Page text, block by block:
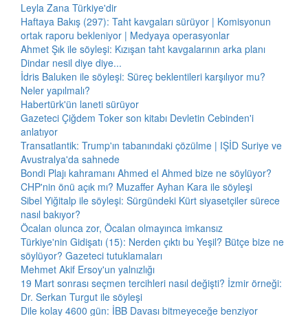
Leyla Zana Türkiye'dir
Haftaya Bakış (297): Taht kavgaları sürüyor | Komisyonun
ortak raporu bekleniyor | Medyaya operasyonlar
Ahmet Şık ile söyleşi: Kızışan taht kavgalarının arka planı
Dindar nesil diye diye...
İdris Baluken ile söyleşi: Süreç beklentileri karşılıyor mu?
Neler yapılmalı?
Habertürk'ün laneti sürüyor
Gazeteci Çiğdem Toker son kitabı Devletin Cebinden'i
anlatıyor
Transatlantik: Trump'ın tabanındaki çözülme | IŞİD Suriye ve
Avustralya'da sahnede
Bondi Plajı kahramanı Ahmed el Ahmed bize ne söylüyor?
CHP'nin önü açık mı? Muzaffer Ayhan Kara ile söyleşi
Sibel Yiğitalp ile söyleşi: Sürgündeki Kürt siyasetçiler sürece
nasıl bakıyor?
Öcalan olunca zor, Öcalan olmayınca imkansız
Türkiye'nin Gidişatı (15): Nerden çıktı bu Yeşil? Bütçe bize ne
söylüyor? Gazeteci tutuklamaları
Mehmet Akif Ersoy'un yalnızlığı
19 Mart sonrası seçmen tercihleri nasıl değişti? İzmir örneği:
Dr. Serkan Turgut ile söyleşi
Dile kolay 4600 gün: İBB Davası bitmeyeceğe benziyor